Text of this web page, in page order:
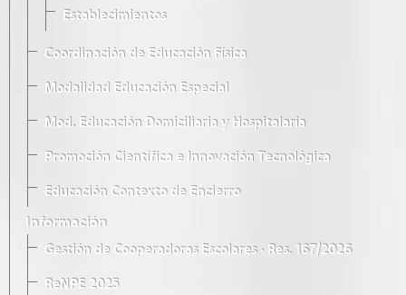
Establecimientos
Coordinación de Educación Física
Modalidad Educación Especial
Mod. Educación Domiciliaria y Hospitalaria
Promoción Científica e Innovación Tecnológica
Educación Contexto de Encierro
Información
Gestión de Cooperadoras Escolares · Res. 167/2026
ReNPE 2025